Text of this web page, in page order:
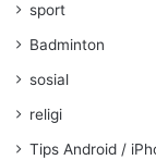
sport
Badminton
sosial
religi
Tips Android /